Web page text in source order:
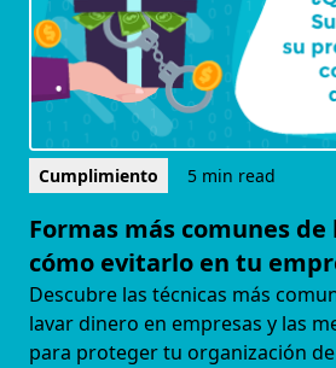
Cumplimiento 5 min read
Formas más comunes
cómo evitarlo en tu
Descubre las técnicas más
lavar dinero en empresas y las
para proteger tu organización